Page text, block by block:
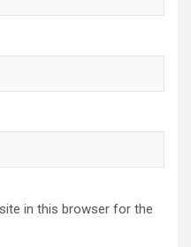
in this browser for the